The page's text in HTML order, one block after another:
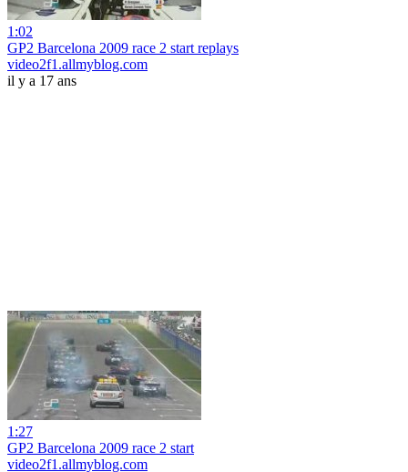
1:02
GP2 Barcelona 2009 race 2 start replays
video2f1.allmyblog.com
il y a 17 ans
1:27
GP2 Barcelona 2009 race 2 start
video2f1.allmyblog.com